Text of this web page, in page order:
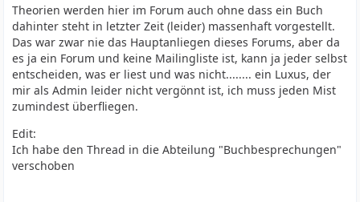
Theorien werden hier im Forum auch ohne dass ein Buch
dahinter steht in letzter Zeit (leider) massenhaft vorgestellt.
Das war zwar nie das Hauptanliegen dieses Forums, aber da
es ja ein Forum und keine Mailingliste ist, kann ja jeder selbst
entscheiden, was er liest und was nicht........ ein Luxus, der
mir als Admin leider nicht vergönnt ist, ich muss jeden Mist
zumindest überfliegen.
Edit:
Ich habe den Thread in die Abteilung "Buchbesprechungen"
verschoben